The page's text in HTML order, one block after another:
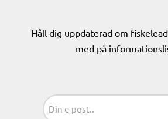
Håll dig uppdaterad om
med på